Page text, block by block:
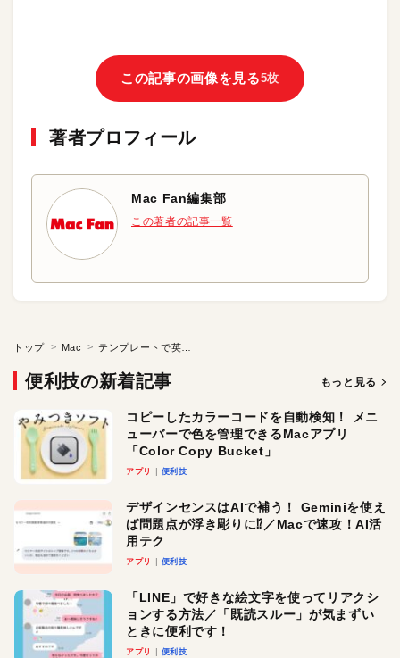
この記事の画像を見る5枚
著者プロフィール
Mac Fan編集部
この著者の記事一覧
トップ Mac
便利技の新着記事 もっと見る
コピーしたカラーコードを自動検知！ メニ
ューバーで色を管理できるMacアプリ
「Color Copy Bucket」
アプリ 便利技
デザインセンスはAIで補う！ Geminiを使え
ば問題点が浮き彫りに⁉︎／Macで速攻！AI活
用テク
アプリ 便利技
「LINE」で好きな絵文字を使ってリアクシ
ョンする方法／「既読スルー」が気まずい
ときに便利です！
アプリ 便利技